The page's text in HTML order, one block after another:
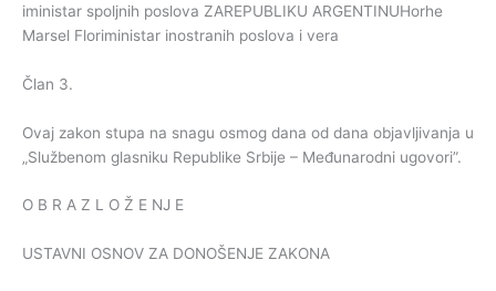
iministar spoljnih poslova ZAREPUBLIKU ARGENTINUHorhe
Marsel Floriministar inostranih poslova i vera
Član 3.
Ovaj zakon stupa na snagu osmog dana od dana objavljivanja u
„Službenom glasniku Republike Srbije – Međunarodni ugovori”.
O B R A Z L O Ž E NJ E
USTAVNI OSNOV ZA DONOŠENJE ZAKONA